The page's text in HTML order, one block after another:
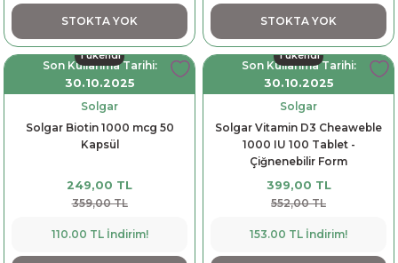
STOKTA YOK STOKTA YOK
Tükendi
Son Kullanma Tarihi:
30.10.2025
Solgar
Solgar Biotin 1000 mcg 50
Kapsül
249,00 TL
359,00 TL
110.00 TL İndirim!
Tükendi
Son Kullanma Tarihi:
30.10.2025
Solgar
Solgar Vitamin D3 Cheaweble
1000 IU 100 Tablet -
Çiğnenebilir Form
399,00 TL
552,00 TL
153.00 TL İndirim!